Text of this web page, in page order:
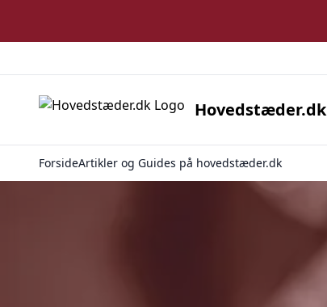
Hovedstæder.dk
ForsideArtikler og Guides på hovedstæder.dk